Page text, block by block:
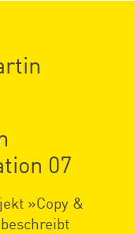
07
»Copy &